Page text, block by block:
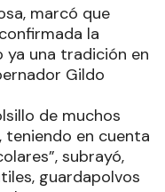
marcó que
la
ya una tradición en
Gildo
de muchos
teniendo en cuenta
subrayó,
guardapolvos